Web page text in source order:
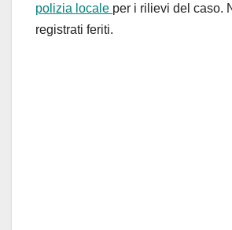
polizia locale per i rilievi del caso.
registrati feriti.